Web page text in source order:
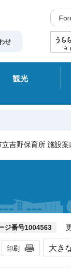
せ
観光
吉野保育所 施設案
ジ番号1004563 更
印刷 大き